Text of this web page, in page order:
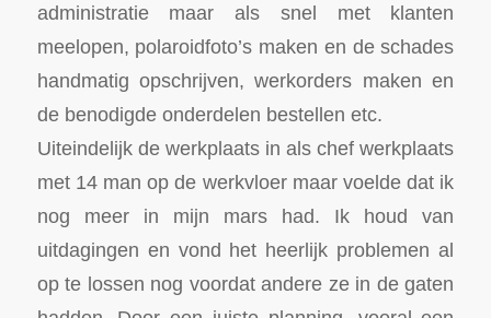
administratie maar als snel met klanten
meelopen, polaroidfoto’s maken en de schades
handmatig opschrijven, werkorders maken en
de benodigde onderdelen bestellen etc.
Uiteindelijk de werkplaats in als chef werkplaats
met 14 man op de werkvloer maar voelde dat ik
nog meer in mijn mars had. Ik houd van
uitdagingen en vond het heerlijk problemen al
op te lossen nog voordat andere ze in de gaten